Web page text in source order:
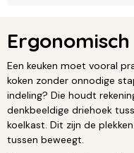
Een keuken moet vooral
koken zonder onnodige
indeling? Die houdt
denkbeeldige driehoek
koelkast. Dit zijn de
tussen beweegt.